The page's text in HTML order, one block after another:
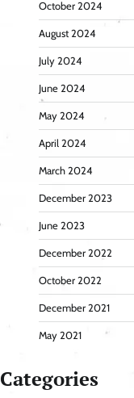
October 2024
August 2024
July 2024
June 2024
May 2024
April 2024
March 2024
December 2023
June 2023
December 2022
October 2022
December 2021
May 2021
Categories